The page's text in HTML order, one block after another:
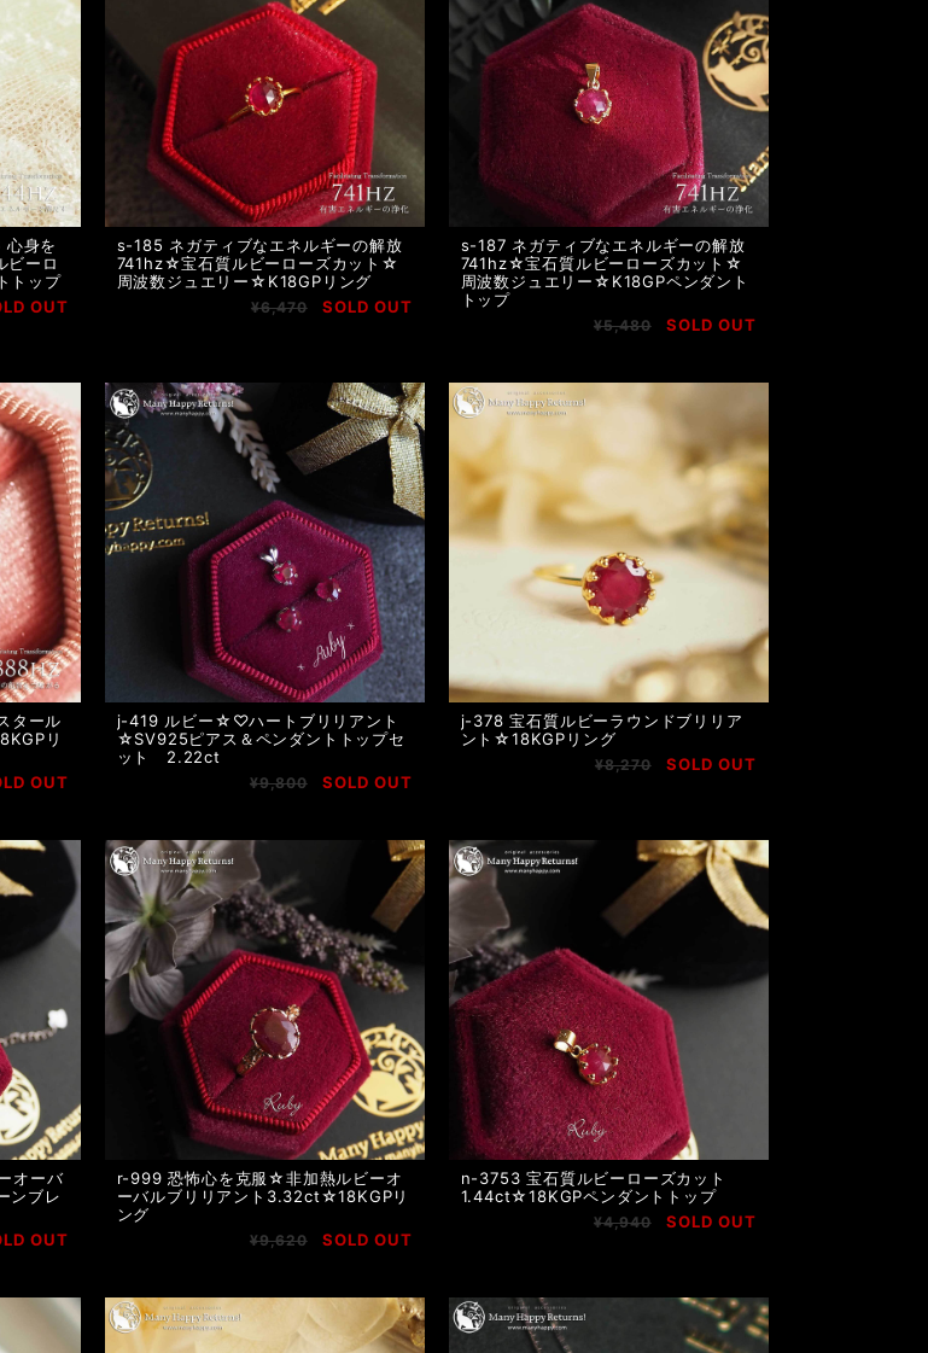
心身を
ーロ
トップ
OUT
s-185 ネガティブなエネルギーの解放
741hz☆宝石質ルビーローズカット☆
周波数ジュエリー☆K18GPリング
¥6,470 SOLD OUT
s-187 ネガティブなエネルギーの解放
741hz☆宝石質ルビーローズカット☆
周波数ジュエリー☆K18GPペンダント
トップ
¥5,480 SOLD OUT
タール
リ
OUT
j-419 ルビー☆♡ハートブリリアント
☆SV925ピアス＆ペンダントトップセ
ット 2.22ct
¥9,800 SOLD OUT
j-378 宝石質ルビーラウンドブリリア
ント☆18KGPリング
¥8,270 SOLD OUT
オーバ
ンブレ
OUT
r-999 恐怖心を克服☆非加熱ルビーオ
ーバルブリリアント3.32ct☆18KGPリ
ング
¥9,620 SOLD OUT
n-3753 宝石質ルビーローズカット
1.44ct☆18KGPペンダントトップ
¥4,940 SOLD OUT